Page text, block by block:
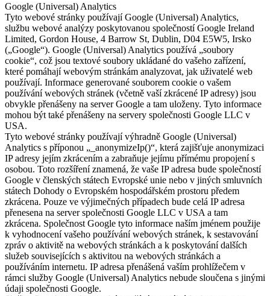
Google (Universal) Analytics
Tyto webové stránky používají Google (Universal) Analytics,
službu webové analýzy poskytovanou společností Google Ireland
Limited, Gordon House, 4 Barrow St, Dublin, D04 E5W5, Irsko
(„Google“). Google (Universal) Analytics používá „soubory
cookie“, což jsou textové soubory ukládané do vašeho zařízení,
které pomáhají webovým stránkám analyzovat, jak uživatelé web
používají. Informace generované souborem cookie o vašem
používání webových stránek (včetně vaší zkrácené IP adresy) jsou
obvykle přenášeny na server Google a tam uloženy. Tyto informace
mohou být také přenášeny na servery společnosti Google LLC v
USA.
Tyto webové stránky používají výhradně Google (Universal)
Analytics s příponou „_anonymizeIp()“, která zajišťuje anonymizaci
IP adresy jejím zkrácením a zabraňuje jejímu přímému propojení s
osobou. Toto rozšíření znamená, že vaše IP adresa bude společností
Google v členských státech Evropské unie nebo v jiných smluvních
státech Dohody o Evropském hospodářském prostoru předem
zkrácena. Pouze ve výjimečných případech bude celá IP adresa
přenesena na server společnosti Google LLC v USA a tam
zkrácena. Společnost Google tyto informace naším jménem použije
k vyhodnocení vašeho používání webových stránek, k sestavování
zpráv o aktivitě na webových stránkách a k poskytování dalších
služeb souvisejících s aktivitou na webových stránkách a
používáním internetu. IP adresa přenášená vaším prohlížečem v
rámci služby Google (Universal) Analytics nebude sloučena s jinými
údaji společnosti Google.